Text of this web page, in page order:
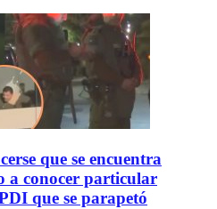
que se encuentra
a conocer particular
que se parapetó